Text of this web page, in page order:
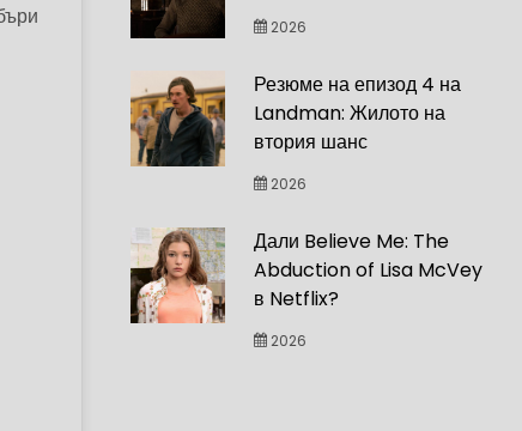
2026
Резюме на епизод 4 на
Landman: Жилото на
втория шанс
2026
Дали Believe Me: The
Abduction of Lisa McVey
в Netflix?
2026